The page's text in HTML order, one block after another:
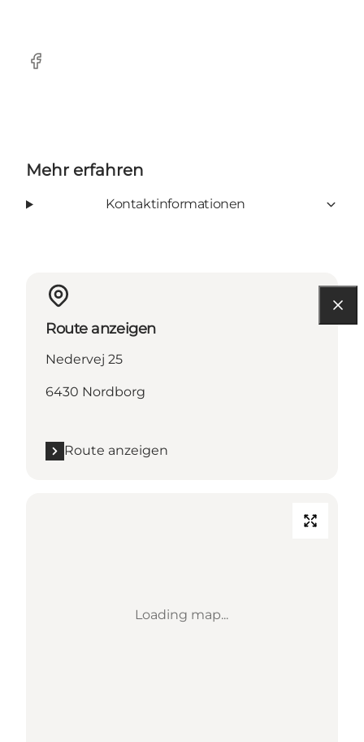
Facebook
Mehr erfahren
Kontaktinformationen
Route anzeigen
Nedervej 25
6430 Nordborg
Route anzeigen
Loading map...